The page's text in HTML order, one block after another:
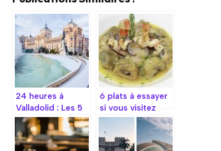
24 heures à
Valladolid : Les 5
incontournables
6 plats à essayer
si vous visitez
Cordoue